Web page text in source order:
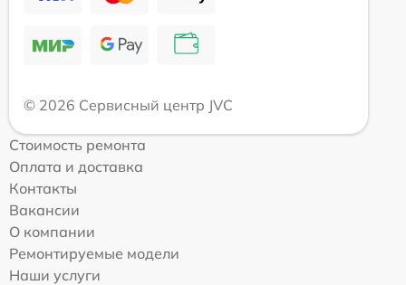
© 2026 Сервисный центр JVC
Стоимость ремонта
Оплата и доставка
Контакты
Вакансии
О компании
Ремонтируемые модели
Наши услуги